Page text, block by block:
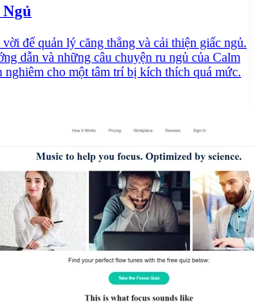
để quản lý căng thẳng và cải thiện giấc ngủ.
dẫn và những câu chuyện ru ngủ của Calm
nghiêm cho một tâm trí bị kích thích quá mức.